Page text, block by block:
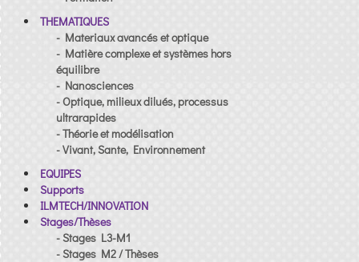
THEMATIQUES
- Materiaux avancés et optique
- Matière complexe et systèmes hors
équilibre
- Nanosciences
- Optique, milieux dilués, processus
ultrarapides
- Théorie et modélisation
- Vivant, Sante, Environnement
EQUIPES
Supports
ILMTECH/INNOVATION
Stages/Thèses
- Stages L3-M1
- Stages M2 / Thèses